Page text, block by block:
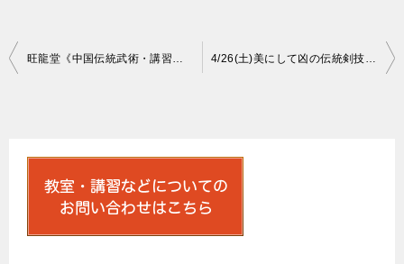
投
旺龍堂《中国伝統武術・講習会・オリジナルワーク》4月スケジュール 4/26(土)美にして凶の伝統剣技《形意三才剣》武器術練習会